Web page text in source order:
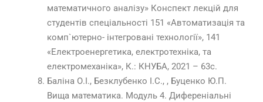
математичного аналізу» Конспект лекцій для
студентів спеціальності 151 «Автоматизація та
комп`ютерно- інтегровані технології», 141
«Електроенергетика, електротехніка, та
електромеханіка», К.: КНУБА, 2021 – 63с.
Баліна О.І., Безклубенко І.С., , Буценко Ю.П.
Вища математика. Модуль 4. Диференіальні